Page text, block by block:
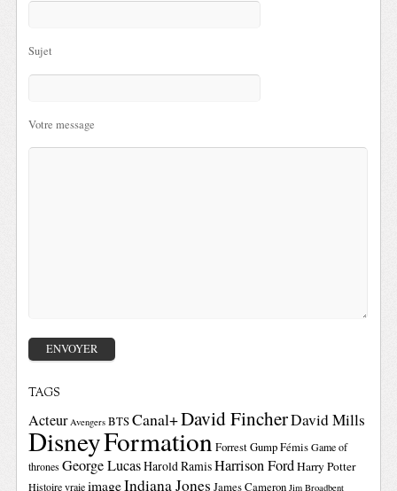
Sujet
Votre message
TAGS
Acteur Avengers BTSCanal+David FincherDavid Mills
DisneyFormationForrest GumpFémis Game of
thrones George LucasHarold RamisHarrison FordHarry Potter
Histoire vraie imageIndiana Jones James Cameron Jim Broadbent